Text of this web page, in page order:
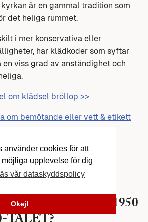
använder cookies för att
upplevelse för dig
vår dataskyddspolicy
Okej!
är en gammal tradition som
det heliga rummet.
i mer konservativa eller
har klädkoder som syftar
viss grad av anständighet och
om klädsel bröllop >>
om bemötande eller vett & etikett
Danielsson
PÅ 1950